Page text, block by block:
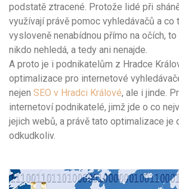
podstatě ztracené. Protože lidé při
využívají právě pomoc vyhledávačů a co
vysloveně nenabídnou přímo na očích,
nikdo nehledá, a tedy ani nenajde.
A proto je i podnikatelům z Hradce
optimalizace pro internetové
nejen SEO v Hradci Králové, ale i jinde.
internetoví podnikatelé, jimž jde o co
jejich webů, a právě tato optimalizace je
odkudkoliv.